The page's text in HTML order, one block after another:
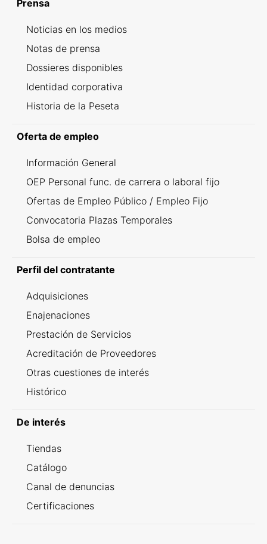
Prensa
Noticias en los medios
Notas de prensa
Dossieres disponibles
Identidad corporativa
Historia de la Peseta
Oferta de empleo
Información General
OEP Personal func. de carrera o laboral fijo
Ofertas de Empleo Público / Empleo Fijo
Convocatoria Plazas Temporales
Bolsa de empleo
Perfil del contratante
Adquisiciones
Enajenaciones
Prestación de Servicios
Acreditación de Proveedores
Otras cuestiones de interés
Histórico
De interés
Tiendas
Catálogo
Canal de denuncias
Certificaciones